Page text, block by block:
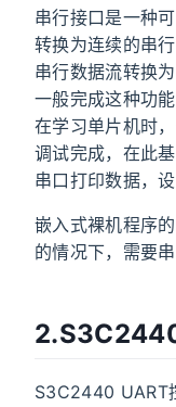
串行接口是一种
转换为连续的串
串行数据流转换
一般完成这种功
在学习单片机时
调试完成，在此
串口打印数据，设
嵌入式裸机程序
的情况下，需要
S3C2440 UART